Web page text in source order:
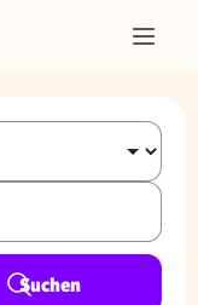
Suchen